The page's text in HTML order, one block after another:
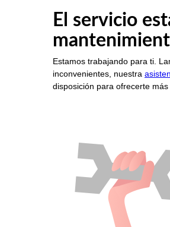
El servicio
Estamos trabajando para ti.
inconvenientes, nuestra
disposición para ofrecerte